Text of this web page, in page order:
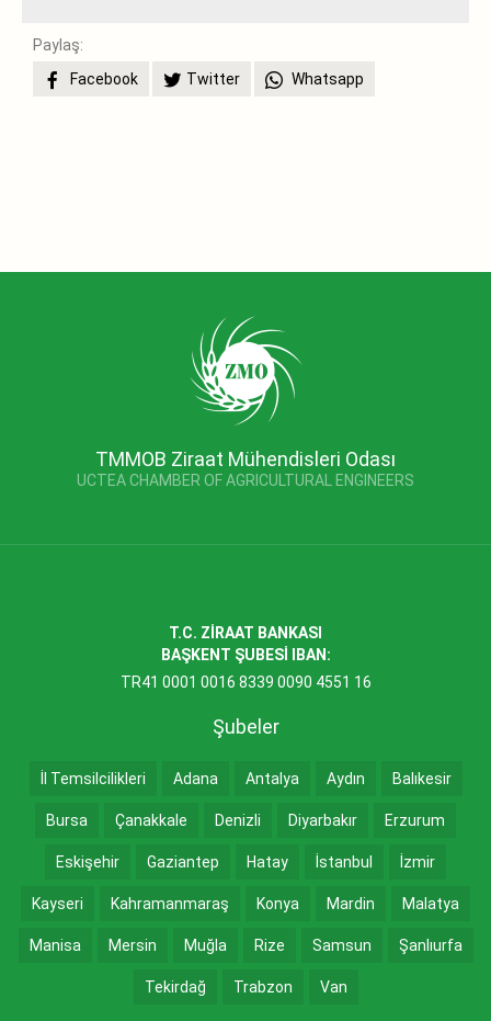
Paylaş:
Facebook
Twitter Whatsapp
TMMOB Ziraat Mühendisleri Odası
UCTEA CHAMBER OF AGRICULTURAL ENGINEERS
T.C. ZİRAAT BANKASI
BAŞKENT ŞUBESİ IBAN:
TR41 0001 0016 8339 0090 4551 16
Şubeler
İl Temsilcilikleri Adana Antalya Aydın Balıkesir
Bursa Çanakkale Denizli Diyarbakır Erzurum
Eskişehir Gaziantep Hatay İstanbul İzmir
Kayseri Kahramanmaraş Konya Mardin Malatya
Manisa Mersin Muğla Rize Samsun Şanlıurfa
Tekirdağ Trabzon Van